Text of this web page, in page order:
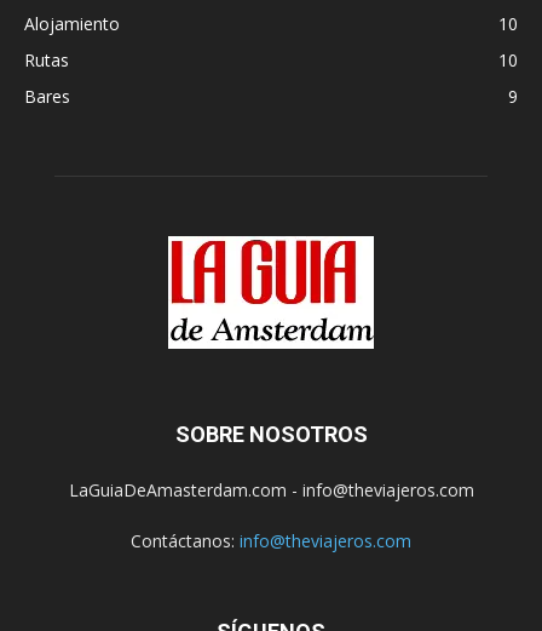
Alojamiento
10
Rutas
10
Bares
9
SOBRE NOSOTROS
LaGuiaDeAmasterdam.com - info@theviajeros.com
Contáctanos: info@theviajeros.com